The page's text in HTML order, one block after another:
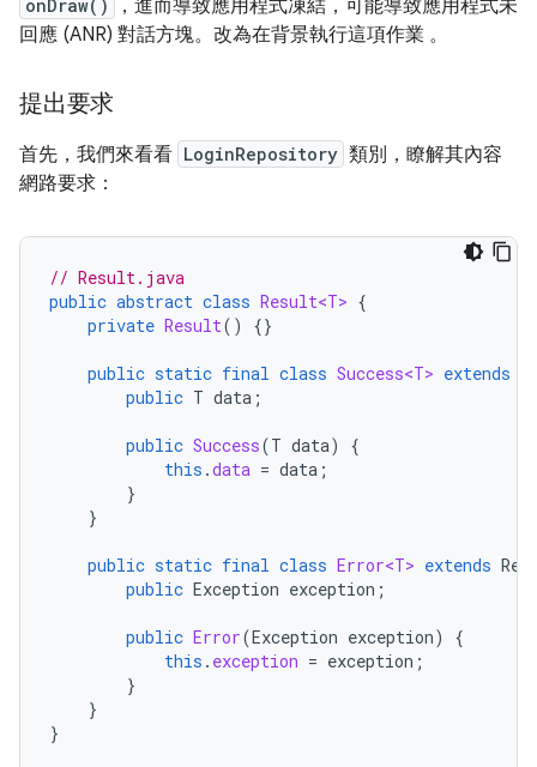
onDraw()
，進而導致應用程式凍結，可能導致應用程式未
回應 (ANR) 對話方塊。改為在背景執行這項作業 。
提出要求
首先，我們來看看 LoginRepository 類別，瞭解其內容
網路要求：
// Result.java
public abstract class Result<T> {
private Result() {}
public static final class Success<T> extends
public T data ;
public Success(T data)
{
this .data = data ;
}
}
public static final class Error<T> extends
public Exception exception ;
public Error(Exception exception)
{
this . exception = exception ;
}
}
}